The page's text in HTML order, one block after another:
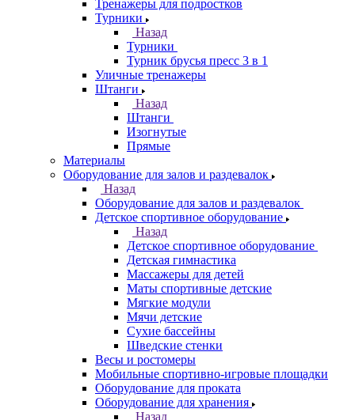
Тренажеры для подростков
Турники
Назад
Турники
Турник брусья пресс 3 в 1
Уличные тренажеры
Штанги
Назад
Штанги
Изогнутые
Прямые
Материалы
Оборудование для залов и раздевалок
Назад
Оборудование для залов и раздевалок
Детское спортивное оборудование
Назад
Детское спортивное оборудование
Детская гимнастика
Массажеры для детей
Маты спортивные детские
Мягкие модули
Мячи детские
Сухие бассейны
Шведские стенки
Весы и ростомеры
Мобильные спортивно-игровые площадки
Оборудование для проката
Оборудование для хранения
Назад